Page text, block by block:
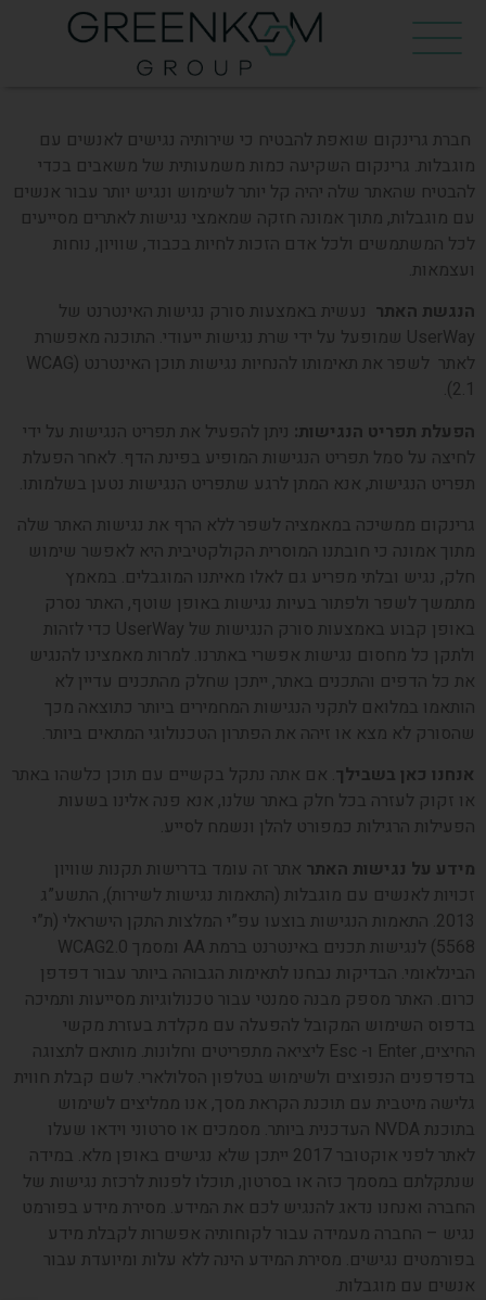
חברת גרינקום שואפת להבטיח כי שירותיה נגישים לאנשים עם
מוגבלות. גרינקום השקיעה כמות משמעותית של משאבים בכדי
להבטיח שהאתר שלה יהיה קל יותר לשימוש ונגיש יותר עבור אנשים
עם מוגבלות, מתוך אמונה חזקה שמאמצי נגישות לאתרים מסייעים
לכל המשתמשים ולכל אדם הזכות לחיות בכבוד, שוויון, נוחות
ועצמאות.
הנגשת האתר נעשית באמצעות סורק נגישות האינטרנט של
UserWay שמופעל על ידי שרת נגישות ייעודי. התוכנה מאפשרת
לאתר לשפר את תאימותו להנחיות נגישות תוכן האינטרנט (WCAG
2.1).
הפעלת תפריט הנגישות: ניתן להפעיל את תפריט הנגישות על ידי
לחיצה על סמל תפריט הנגישות המופיע בפינת הדף. לאחר הפעלת
תפריט הנגישות, אנא המתן לרגע שתפריט הנגישות נטען בשלמותו.
גרינקום ממשיכה במאמציה לשפר ללא הרף את נגישות האתר שלה
מתוך אמונה כי חובתנו המוסרית הקולקטיבית היא לאפשר שימוש
חלק, נגיש ובלתי מפריע גם לאלו מאיתנו המוגבלים. במאמץ
מתמשך לשפר ולפתור בעיות נגישות באופן שוטף, האתר נסרק
באופן קבוע באמצעות סורק הנגישות של UserWay כדי לזהות
ולתקן כל מחסום נגישות אפשרי באתרנו. למרות מאמצינו להנגיש
את כל הדפים והתכנים באתר, ייתכן שחלק מהתכנים עדיין לא
הותאמו במלואם לתקני הנגישות המחמירים ביותר כתוצאה מכך
שהסורק לא מצא או זיהה את הפתרון הטכנולוגי המתאים ביותר.
אנחנו כאן בשבילך. אם אתה נתקל בקשיים עם תוכן כלשהו באתר
או זקוק לעזרה בכל חלק באתר שלנו, אנא פנה אלינו בשעות
הפעילות הרגילות כמפורט להלן ונשמח לסייע.
מידע על נגישות האתר אתר זה עומד בדרישות תקנות שוויון
זכויות לאנשים עם מוגבלות (התאמות נגישות לשירות), התשע”ג
2013. התאמות הנגישות בוצעו עפ”י המלצות התקן הישראלי (ת”י
5568) לנגישות תכנים באינטרנט ברמת AA ומסמך WCAG2.0
הבינלאומי. הבדיקות נבחנו לתאימות הגבוהה ביותר עבור דפדפן
כרום. האתר מספק מבנה סמנטי עבור טכנולוגיות מסייעות ותמיכה
בדפוס השימוש המקובל להפעלה עם מקלדת בעזרת מקשי
החיצים, Enter ו- Esc ליציאה מתפריטים וחלונות. מותאם לתצוגה
בדפדפנים הנפוצים ולשימוש בטלפון הסלולארי. לשם קבלת חווית
גלישה מיטבית עם תוכנת הקראת מסך, אנו ממליצים לשימוש
בתוכנת NVDA העדכנית ביותר. מסמכים או סרטוני וידאו שעלו
לאתר לפני אוקטובר 2017 ייתכן שלא נגישים באופן מלא. במידה
שנתקלתם במסמך כזה או בסרטון, תוכלו לפנות לרכזת נגישות של
החברה ואנחנו נדאג להנגיש לכם את המידע. מסירת מידע בפורמט
נגיש – החברה מעמידה עבור לקוחותיה אפשרות לקבלת מידע
בפורמטים נגישים. מסירת המידע הינה ללא עלות ומיועדת עבור
אנשים עם מוגבלות.